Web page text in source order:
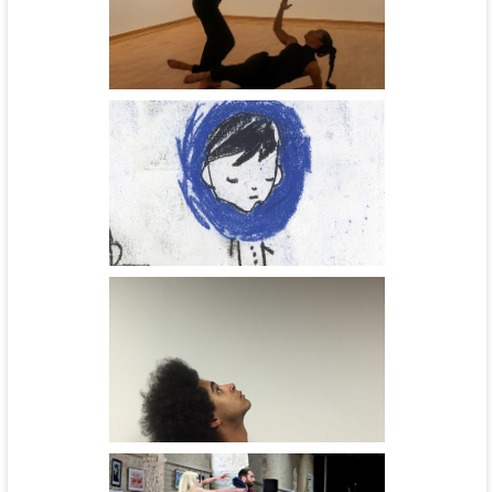
Points de vues - CCNBFC
Pi Ja Ma